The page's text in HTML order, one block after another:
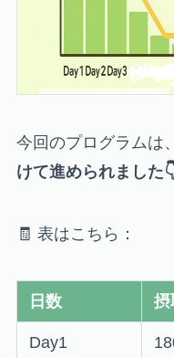
今回のプログラムは
けて進められました
🧾 表はこちら：
日数 摂
Day1